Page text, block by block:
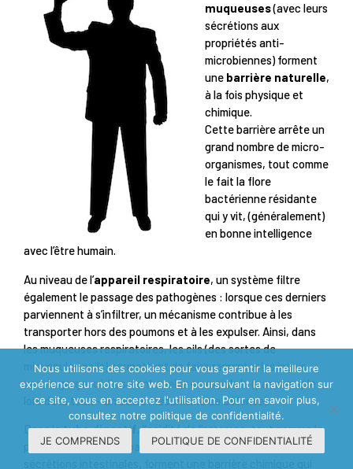
muqueuses(avec leurs
sécrétions aux
propriétés anti-
microbiennes) forment
une barrière naturelle,
à la fois physique et
chimique.
Cette barrière arrête un
grand nombre de micro-
organismes, tout comme
le fait la flore
bactérienne résidante
qui y vit, (généralement)
en bonne intelligence
avec l’être humain.
Au niveau de l’appareil respiratoire, un système filtre
également le passage des pathogènes : lorsque ces derniers
parviennent à s’infiltrer, un mécanisme contribue à les
transporter hors des poumons et à les expulser. Ainsi, dans
les muqueuses respiratoires, les cils (des sortes de
minuscules poils) permettent de faire remonter les intrus
vers la gorge, où ils seront avalés ou expulsés (par exemple
lors de la toux – un autre mécanisme de défense).
Dans letube digestif , l’acidité de l’estomac, tout comme la
présence d’enzymes pancréatiques, de la bile ou des
Nous utilisons des cookies pour vous garantir la meilleure
expérience sur notre site web. En poursuivant la navigation sur
ce site, vous en acceptez l'utilisation. Pour en savoir plus,
consultez notre politique de confidentialité.
JE COMPRENDS
POLITIQUE DE CONFIDENTIALITÉ